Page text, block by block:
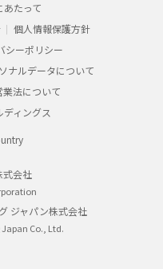
あたって
個人情報保護方針
シーポリシー
ナルデータについて
法について
ィングス
式会社
ジャパン株式会社
Co., Ltd.